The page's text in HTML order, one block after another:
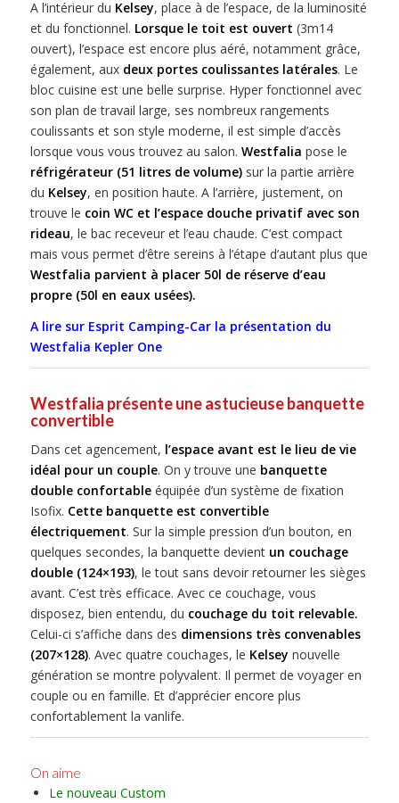
A l’intérieur du Kelsey, place à de l’espace, de la luminosité
et du fonctionnel. Lorsque le toit est ouvert (3m14
ouvert), l’espace est encore plus aéré, notamment grâce,
également, aux deux portes coulissantes latérales. Le
bloc cuisine est une belle surprise. Hyper fonctionnel avec
son plan de travail large, ses nombreux rangements
coulissants et son style moderne, il est simple d’accès
lorsque vous vous trouvez au salon. Westfalia pose le
réfrigérateur (51 litres de volume)sur la partie arrière
du Kelsey, en position haute. A l’arrière, justement, on
trouve le coin WC et l’espace douche privatif avec son
rideau, le bac receveur et l’eau chaude. C’est compact
mais vous permet d’être sereins à l’étape d’autant plus que
Westfalia parvient à placer 50l de réserve d’eau
propre (50l en eaux usées).
A lire sur Esprit Camping-Car la présentation du
Westfalia Kepler One
Westfalia présente une astucieuse banquette
convertible
Dans cet agencement, l’espace avant est le lieu de vie
idéal pour un couple. On y trouve une banquette
double confortableéquipée d’un système de fixation
Isofix. Cette banquette est convertible
électriquement. Sur la simple pression d’un bouton, en
quelques secondes, la banquette devientun couchage
double (124×193), le tout sans devoir retourner les sièges
avant. C’est très efficace. Avec ce couchage, vous
disposez, bien entendu, du couchage du toit relevable.
Celui-ci s’affiche dans des dimensions très convenables
(207×128). Avec quatre couchages, le Kelsey nouvelle
génération se montre polyvalent. Il permet de voyager en
couple ou en famille. Et d’apprécier encore plus
confortablement la vanlife.
On aime
Le nouveau Custom